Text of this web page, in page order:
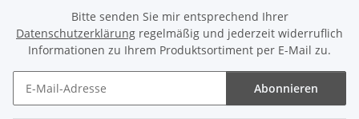
Bitte senden Sie mir entsprechend Ihrer
Datenschutzerklärung regelmäßig und jederzeit widerruflich
Informationen zu Ihrem Produktsortiment per E-Mail zu.
Abonnieren